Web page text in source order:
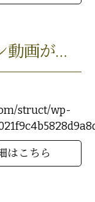
★当園のプロモーション動画が完成しました★
struct/wp-
はこちら